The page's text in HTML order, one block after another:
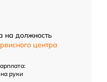
на должность
центра
на руки